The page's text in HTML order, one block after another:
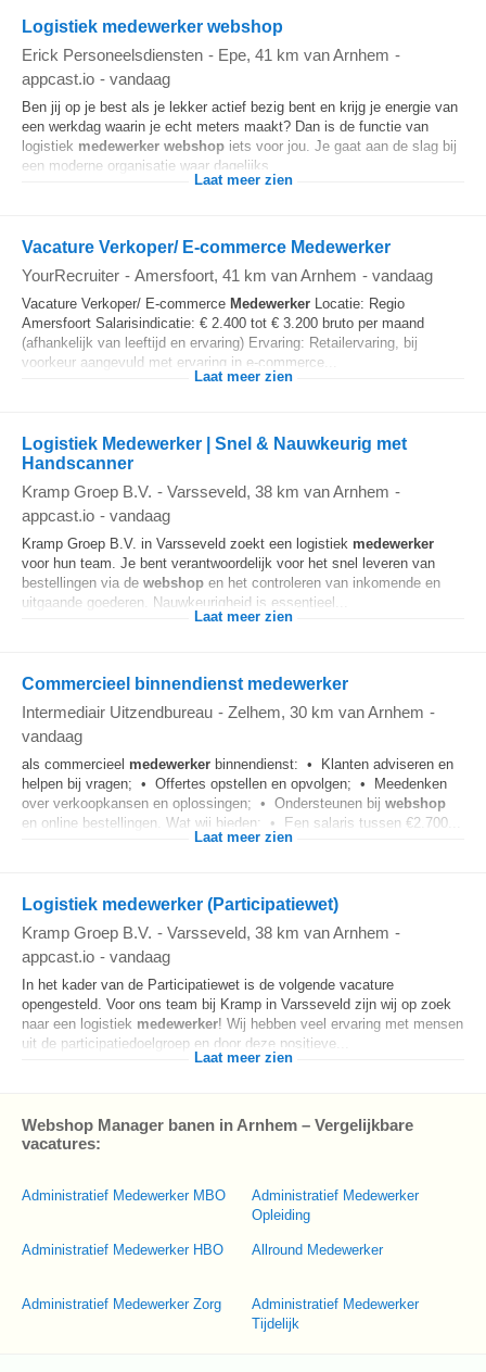
Logistiek medewerker webshop
Erick Personeelsdiensten - Epe, 41 km van Arnhem -
appcast.io - vandaag
Ben jij op je best als je lekker actief bezig bent en krijg je energie van
een werkdag waarin je echt meters maakt? Dan is de functie van
logistiek medewerker webshop iets voor jou. Je gaat aan de slag bij
een moderne organisatie waar dagelijks...
Laat meer zien
Vacature Verkoper/ E-commerce Medewerker
YourRecruiter - Amersfoort, 41 km van Arnhem - vandaag
Vacature Verkoper/ E-commerce Medewerker Locatie: Regio
Amersfoort Salarisindicatie: € 2.400 tot € 3.200 bruto per maand
(afhankelijk van leeftijd en ervaring) Ervaring: Retailervaring, bij
voorkeur aangevuld met ervaring in e-commerce...
Laat meer zien
Logistiek Medewerker | Snel & Nauwkeurig met
Handscanner
Kramp Groep B.V. - Varsseveld, 38 km van Arnhem -
appcast.io - vandaag
Kramp Groep B.V. in Varsseveld zoekt een logistiek medewerker
voor hun team. Je bent verantwoordelijk voor het snel leveren van
bestellingen via de webshop en het controleren van inkomende en
uitgaande goederen. Nauwkeurigheid is essentieel...
Laat meer zien
Commercieel binnendienst medewerker
Intermediair Uitzendbureau - Zelhem, 30 km van Arnhem -
vandaag
als commercieel medewerker binnendienst: • Klanten adviseren en
helpen bij vragen; • Offertes opstellen en opvolgen; • Meedenken
over verkoopkansen en oplossingen; • Ondersteunen bij webshop
en online bestellingen. Wat wij bieden: • Een salaris tussen €2.700...
Laat meer zien
Logistiek medewerker (Participatiewet)
Kramp Groep B.V. - Varsseveld, 38 km van Arnhem -
appcast.io - vandaag
In het kader van de Participatiewet is de volgende vacature
opengesteld. Voor ons team bij Kramp in Varsseveld zijn wij op zoek
naar een logistiek medewerker! Wij hebben veel ervaring met mensen
uit de participatiedoelgroep en door deze positieve...
Laat meer zien
Webshop Manager banen in Arnhem – Vergelijkbare
vacatures:
Administratief Medewerker MBO
Administratief Medewerker HBO
Administratief Medewerker Zorg
Administratief Medewerker
Opleiding
Allround Medewerker
Administratief Medewerker
Tijdelijk